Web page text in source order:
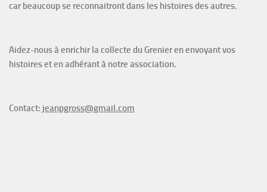
car beaucoup se reconnaitront dans les histoires des autres.
Aidez-nous à enrichir la collecte du Grenier en envoyant vos
histoires et en adhérant à notre association.
Contact: jeanpgross@gmail.com